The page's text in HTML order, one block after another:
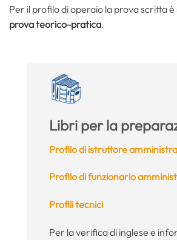
Per il profilo di operaio la prova scritta
prova teorico-pratica.
Libri per la
Profilo di istruttore
Profilo di funzionario
Profili tecnici
Per la verifica di inglese e